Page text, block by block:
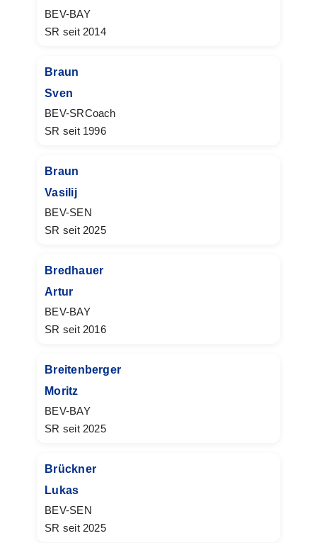
BEV-BAY
SR seit 2014
Braun
Sven
BEV-SRCoach
SR seit 1996
Braun
Vasilij
BEV-SEN
SR seit 2025
Bredhauer
Artur
BEV-BAY
SR seit 2016
Breitenberger
Moritz
BEV-BAY
SR seit 2025
Brückner
Lukas
BEV-SEN
SR seit 2025